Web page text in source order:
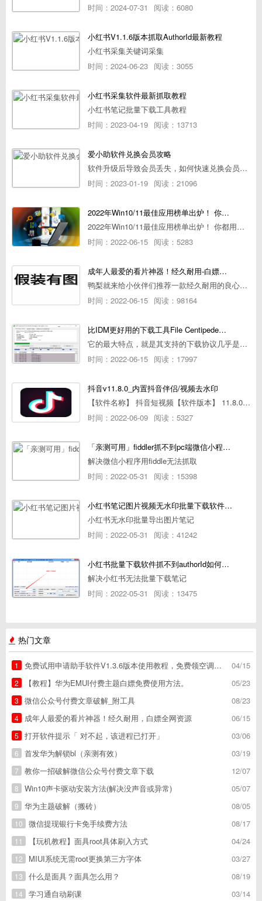
时间：2024-07-31 阅读：6080
小红书V1.1.6版本抓取AuthorId最新教程
小红书采集关键词采集
时间：2024-06-23 阅读：3055
小红书采集软件最新抓取教程
小红书笔记批量下载工具教程
时间：2023-04-19 阅读：13713
爱小助软件兑换会员攻略
软件升级后导致会员丢失，如何快速兑换会员详细攻略
时间：2023-01-19 阅读：21096
2022年Win10/11最佳应用榜单出炉！ 你都用过几个？
2022年Win10/11最佳应用榜单出炉！ 你都用过几个？
时间：2022-06-15 阅读：5283
成年人最爱的看片神器！经久耐用-白嫖全网资源
鸭梨就来给小伙伴们推荐一款经久耐用的良心播放器，资源齐全无广告，可以放心使用~
时间：2022-06-15 阅读：98164
比IDM更好用的下载工具File Centipede文件蜈蚣-秒杀迅雷-直接飞起！
它的最大特点，就是其支持的下载协议几乎是市面上最全面的，包括HTTP/FTP、BT种子、磁力链接，m3u8流任务（AES-128解密）。
时间：2022-06-15 阅读：17997
抖音v11.8.0_内置抖音伴侣/视频去水印
【软件名称】 抖音短视频【软件版本】 11.8.0【软件大小】 83.74M【是否Root】不需要【测试机型】PCML10 [oppo Reno Ace]【文字介绍】 抖音短视频app是一款很有意思娱
时间：2022-06-09 阅读：5327
「亲测可用」fiddler抓不到pc端微信小程序包解决方案
解决微信小程序用fiddle无法抓取
时间：2022-05-31
阅读：15398
小红书笔记图片视频无水印批量下载软件使用教程
小红书无水印批量导出图片笔记
时间：2022-05-31
阅读：41242
小红书批量下载软件抓不到authorId如何解决
解决小红书无法批量下载笔记
时间：2022-05-31
阅读：13475
热门文章
04/15
1
免费试用申请助手软件V1.3.6版本使用教程，免费领空调冰箱，附下载地址
05/23
2
【教程】华为EMUI付费主题白嫖免费使用方法。
08/23
3
微信公众号付费文章破解_附工具
06/15
4
成年人最爱的看片神器！经久耐用，白嫖全网资源
03/06
5
打开软件提示「 对不起，该进程已打开」
03/19
6
首发华为解锁bl（亲测有效）
12/07
7
教你一招破解微信公众号付费文章下载
05/07
8
Win10声卡驱动安装方法(解决没声音或异常)
08/05
9
华为主题破解（搬砖）
08/17
10
微信提现银行卡免手续费方法
04/24
11
【玩机教程】面具root具体刷入方式
03/27
12
MIUI系统无需root更换第三方字体
08/19
13
什么是面具？面具怎么用？
03/14
14
学习通自动刷课